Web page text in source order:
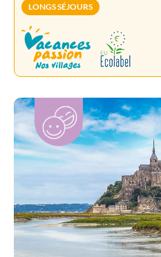
LONGS SÉJOURS